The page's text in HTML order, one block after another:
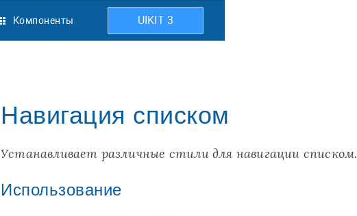
Компоненты UIKIT 3
Навигация списком
Устанавливает различные стили для навигации списком.
Использование